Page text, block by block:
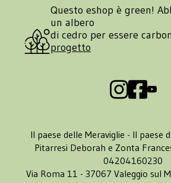
Questo eshop è green!
un albero
di cedro per essere
progetto
Il paese delle Meraviglie - Il paese
Pitarresi Deborah e Zonta
04204160230
Via Roma 11 - 37067 Valeggio sul